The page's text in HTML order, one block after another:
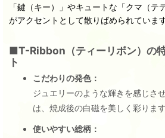
「鍵（キー）」やキュートな「クマ（テ
がアクセントとして散りばめられています
■T-Ribbon（ティーリボン）の
ト
こだわりの発色：
ジュエリーのような輝きを感じさ
は、焼成後の白磁を美しく彩ります
使いやすい総柄：